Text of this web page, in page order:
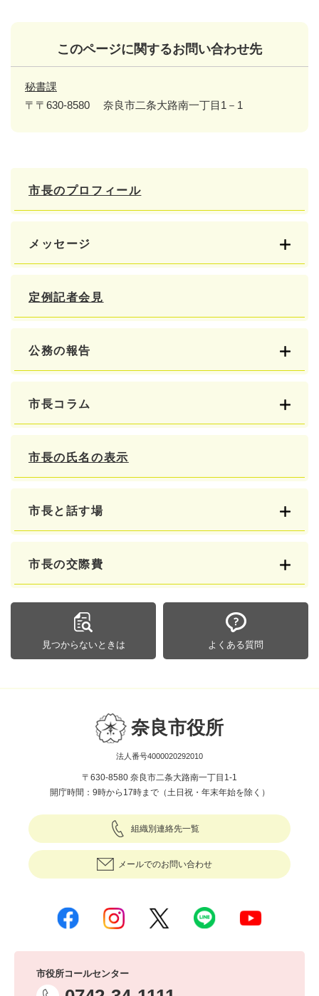
このページに関するお問い合わせ先
秘書課
〒〒630-8580
奈良市二条大路南一丁目1－1
市長のプロフィール
メッセージ
定例記者会見
公務の報告
市長コラム
市長の氏名の表示
市長と話す場
市長の交際費
見つからないときは よくある質問
奈良市役所
法人番号4000020292010
〒630-8580 奈良市二条大路南一丁目1-1
開庁時間：9時から17時まで（土日祝・年末年始を除く）
組織別連絡先一覧
メールでのお問い合わせ
市役所コールセンター